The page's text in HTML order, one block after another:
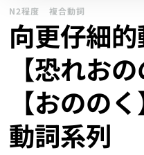
N2程度 複合動詞
向更仔細
【恐れお
【おのの
動詞系列